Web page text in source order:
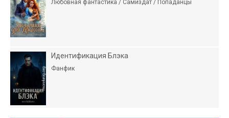
Любовная фантастика / Самиздат / Попаданцы
Идентификация Блэка
Фанфик